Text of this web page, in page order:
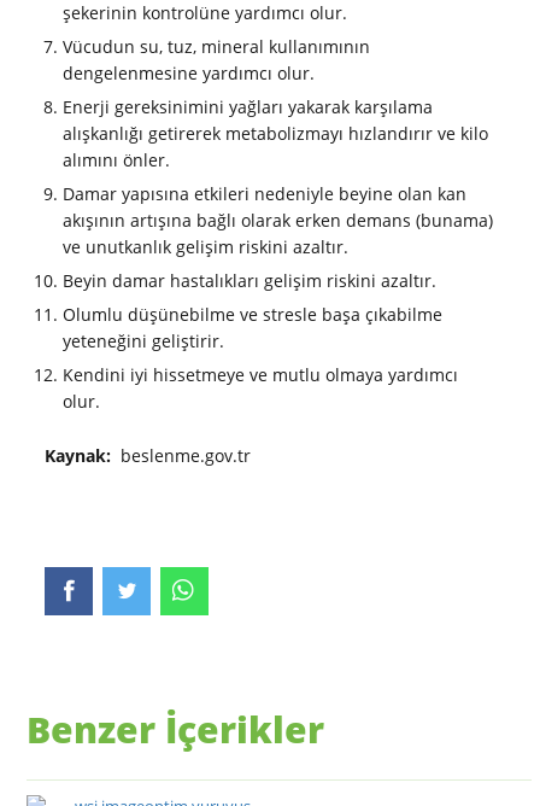
şekerinin kontrolüne yardımcı olur.
Vücudun su, tuz, mineral kullanımının
dengelenmesine yardımcı olur.
Enerji gereksinimini yağları yakarak karşılama
alışkanlığı getirerek metabolizmayı hızlandırır ve kilo
alımını önler.
Damar yapısına etkileri nedeniyle beyine olan kan
akışının artışına bağlı olarak erken demans (bunama)
ve unutkanlık gelişim riskini azaltır.
Beyin damar hastalıkları gelişim riskini azaltır.
Olumlu düşünebilme ve stresle başa çıkabilme
yeteneğini geliştirir.
Kendini iyi hissetmeye ve mutlu olmaya yardımcı
olur.
Kaynak: beslenme.gov.tr
Benzer İçerikler